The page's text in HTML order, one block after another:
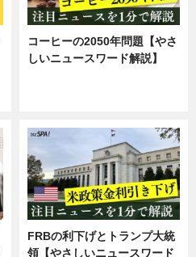
コーヒーの2050年問題【やさ
しいニュースワード解説】
FRBの利下げとトランプ大統
領【やさしいニュースワード